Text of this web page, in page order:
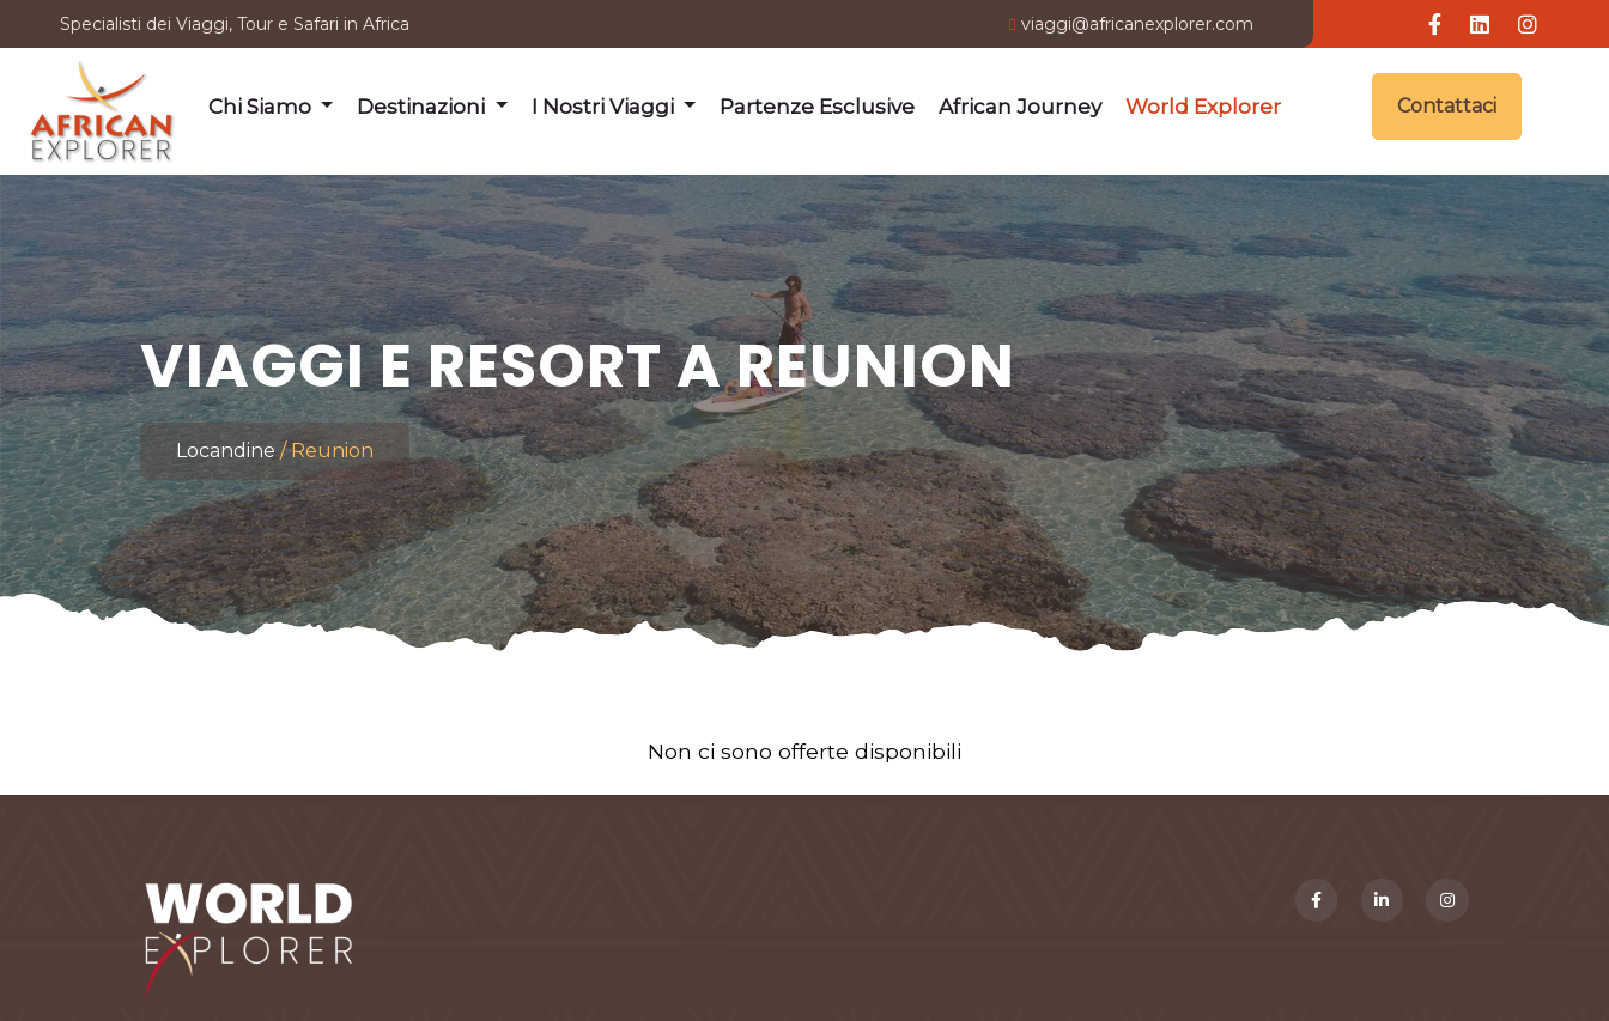
Specialisti dei Viaggi, Tour e Safari in Africa viaggi@africanexplorer.com
Chi Siamo Destinazioni I Nostri Viaggi Partenze Esclusive African Journey World Explorer Contattaci
VIAGGI E RESORT A REUNION
Locandine Reunion
Non ci sono offerte disponibili